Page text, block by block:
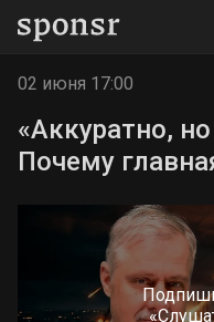
02 июня 17:00
«Аккуратно,
Почему